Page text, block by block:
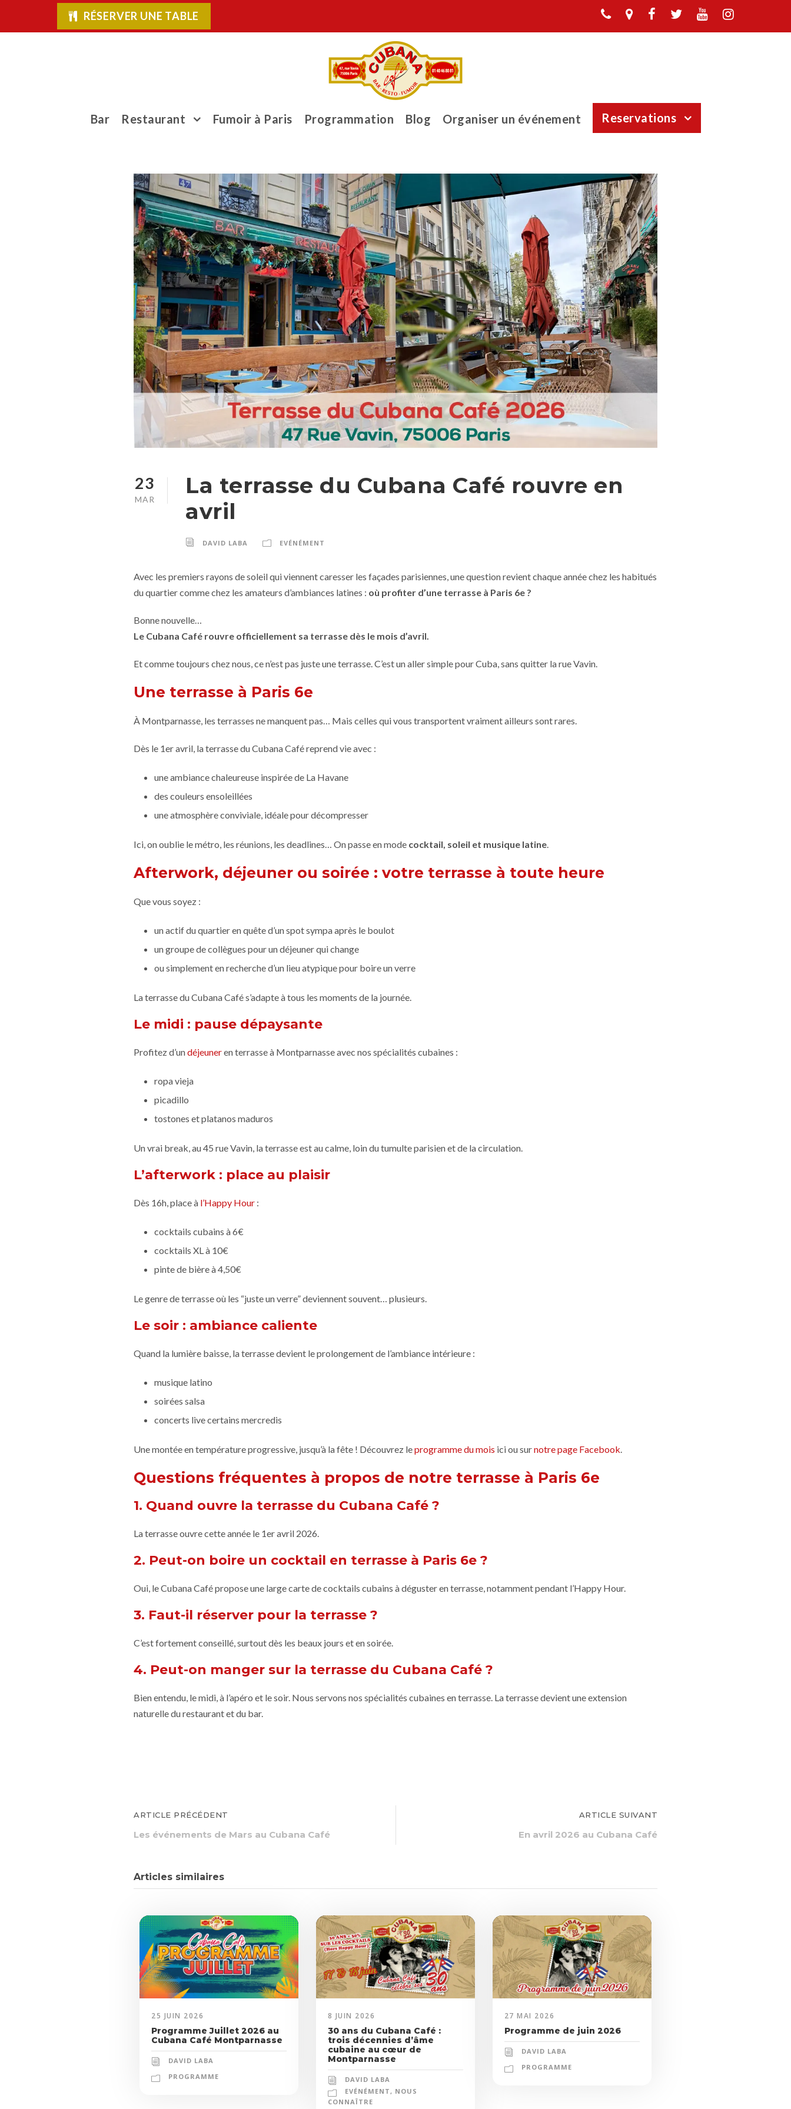
RÉSERVER UNE TABLE
Bar Restaurant Fumoir à Paris Programmation Blog Organiser un événement Reservations
23
MAR
La terrasse du Cubana Café rouvre en
avril
DAVID LABA EVÉNÉMENT
Avec les premiers rayons de soleil qui viennent caresser les façades parisiennes, une question revient chaque année chez les habitués
du quartier comme chez les amateurs d’ambiances latines : où profiter d’une terrasse à Paris 6e ?
Bonne nouvelle…
Le Cubana Café rouvre officiellement sa terrasse dès le mois d’avril.
Et comme toujours chez nous, ce n’est pas juste une terrasse. C’est un aller simple pour Cuba, sans quitter la rue Vavin.
Une terrasse à Paris 6e
À Montparnasse, les terrasses ne manquent pas… Mais celles qui vous transportent vraiment ailleurs sont rares.
Dès le 1er avril, la terrasse du Cubana Café reprend vie avec :
une ambiance chaleureuse inspirée de La Havane
des couleurs ensoleillées
une atmosphère conviviale, idéale pour décompresser
Ici, on oublie le métro, les réunions, les deadlines… On passe en mode cocktail, soleil et musique latine
Afterwork, déjeuner ou soirée : votre terrasse à toute heure
Que vous soyez :
un actif du quartier en quête d’un spot sympa après le boulot
un groupe de collègues pour un déjeuner qui change
ou simplement en recherche d’un lieu atypique pour boire un verre
La terrasse du Cubana Café s’adapte à tous les moments de la journée.
Le midi : pause dépaysante
Profitez d’undéjeuneren terrasse à Montparnasse avec nos spécialités cubaines :
ropa vieja
picadillo
tostones et platanos maduros
Un vrai break, au 45 rue Vavin, la terrasse est au calme, loin du tumulte parisien et de la circulation.
L’afterwork : place au plaisir
Dès 16h, place à l’Happy Hour :
cocktails cubains à 6€
cocktails XL à 10€
pinte de bière à 4,50€
Le genre de terrasse où les “juste un verre” deviennent souvent… plusieurs.
Le soir : ambiance caliente
Quand la lumière baisse, la terrasse devient le prolongement de l’ambiance intérieure :
musique latino
soirées salsa
concerts live certains mercredis
Une montée en température progressive, jusqu’à la fête ! Découvrez leprogramme du mois ici ou surnotre page Facebook
Questions fréquentes à propos de notre terrasse à Paris 6e
1. Quand ouvre la terrasse du Cubana Café ?
La terrasse ouvre cette année le 1er avril 2026.
2. Peut-on boire un cocktail en terrasse à Paris 6e ?
Oui, le Cubana Café propose une large carte de cocktails cubains à déguster en terrasse, notamment pendant l’Happy Hour.
3. Faut-il réserver pour la terrasse ?
C’est fortement conseillé, surtout dès les beaux jours et en soirée.
4. Peut-on manger sur la terrasse du Cubana Café ?
Bien entendu, le midi, à l’apéro et le soir. Nous servons nos spécialités cubaines en terrasse. La terrasse devient une extension
naturelle du restaurant et du bar.
ARTICLE PRÉCÉDENT
Les événements de Mars au Cubana Café
ARTICLE SUIVANT
En avril 2026 au Cubana Café
Articles similaires
25 JUIN 2026
Programme Juillet 2026 au
Cubana Café Montparnasse
DAVID LABA
PROGRAMME
8 JUIN 2026
30 ans du Cubana Café :
trois décennies d’âme
cubaine au cœur de
Montparnasse
DAVID LABA
EVÉNÉMENT, NOUS
CONNAÎTRE
27 MAI 2026
Programme de juin 2026
DAVID LABA
PROGRAMME